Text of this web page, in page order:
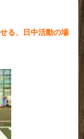
る、日中活動の場